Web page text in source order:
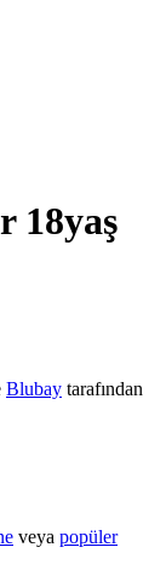
18yaş
Blubay tarafından
veya popüler